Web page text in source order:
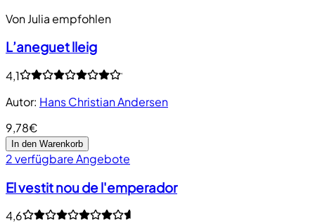
Von Julia empfohlen
L’aneguet lleig
4,1
Autor: Hans Christian Andersen
9,78€
In den Warenkorb
2 verfügbare Angebote
El vestit nou de l'emperador
4,6